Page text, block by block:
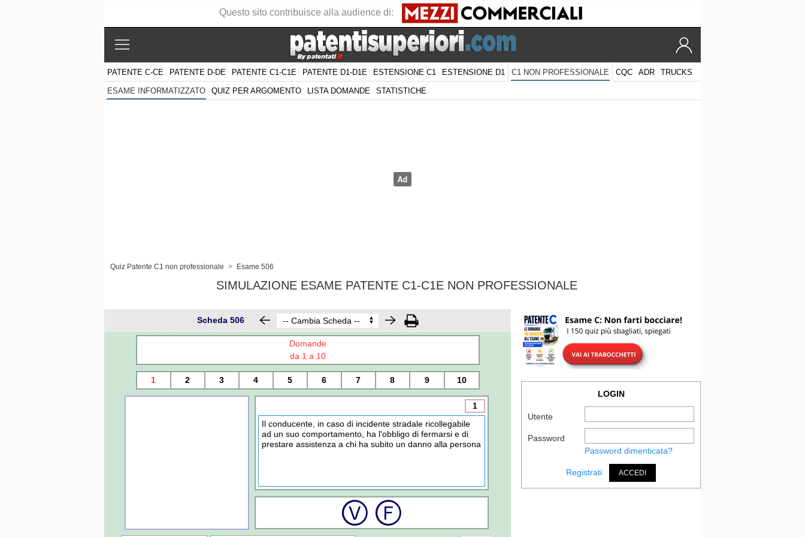
PATENTE C-CE PATENTE D-DE PATENTE C1-C1E PATENTE D1-D1E ESTENSIONE C1 ESTENSIONE D1 C1 NON PROFESSIONALE CQC ADR TRUCKS
ESAME INFORMATIZZATO QUIZ PER ARGOMENTO LISTA DOMANDE STATISTICHE
Quiz Patente C1 non professionale > Esame 506
SIMULAZIONE ESAME PATENTE C1-C1E NON PROFESSIONALE
Scheda 506
Domande
da 1 a 10
1 2 3 4 5 6 7 8 9 10
1
Il conducente, in caso di incidente stradale ricollegabile
ad un suo comportamento, ha l'obbligo di fermarsi e di
prestare assistenza a chi ha subito un danno alla persona
LOGIN
Utente
Password
Password dimenticata?
Registrati ACCEDI
Questo sito contribuisce alla audience di: